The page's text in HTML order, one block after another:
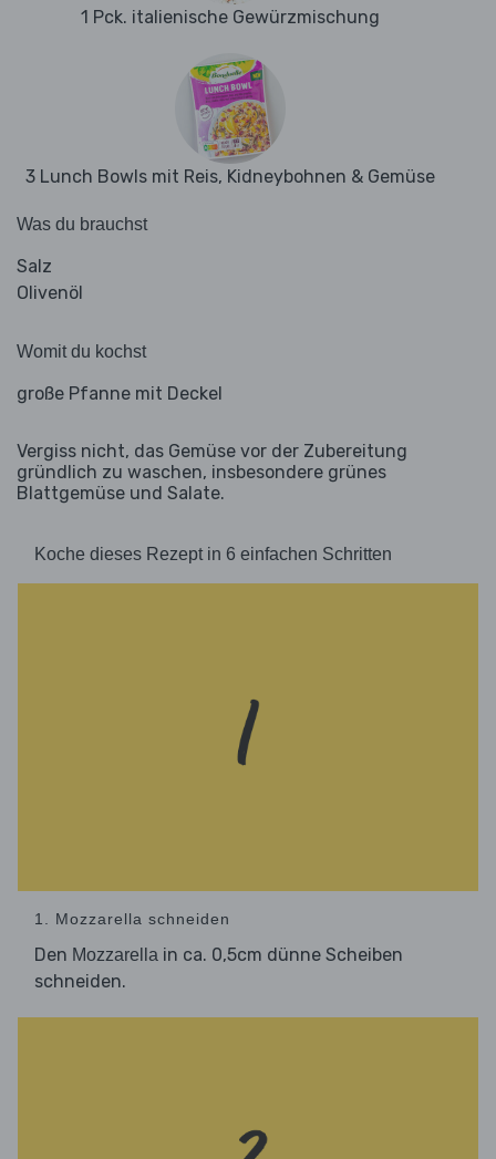
1 Pck. italienische Gewürzmischung
3 Lunch Bowls mit Reis, Kidneybohnen & Gemüse
Was du brauchst
Salz
Olivenöl
Womit du kochst
große Pfanne mit Deckel
Vergiss nicht, das Gemüse vor der Zubereitung
gründlich zu waschen, insbesondere grünes
Blattgemüse und Salate.
Koche dieses Rezept in 6 einfachen Schritten
1. Mozzarella schneiden
Den Mozzarella in ca. 0,5cm dünne Scheiben
schneiden.